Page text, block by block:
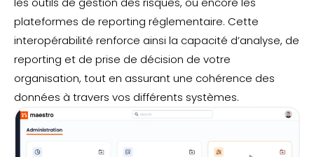
plateformes de reporting réglementaire. Cette
interopérabilité renforce ainsi la capacité d’analyse, de
reporting et de prise de décision de votre
organisation, tout en assurant une cohérence des
données à travers vos différents systèmes.